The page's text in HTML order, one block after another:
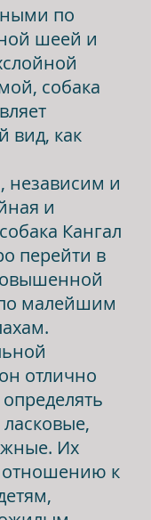
по
шеей и
собака
вид, как
независим и
и
Кангал
перейти в
малейшим
отлично
Их
отношению к